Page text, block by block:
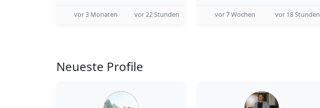
vor 3 Monaten vor 22 Stunden vor 7 Wochen vor 18 Stunden
Neueste Profile